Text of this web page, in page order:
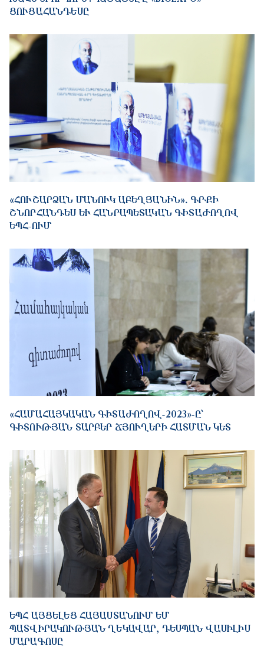
ՑՈՒՑԱՀԱՆԴԵՍԸ
«ՀՈՒՇԱՐՁԱՆ ՄԱՆՈՒԿ ԱԲԵՂՅԱՆԻՆ»․ ԳՐՔԻ
ՇՆՈՐՀԱՆԴԵՍ ԵՒ ՀԱՆՐԱՊԵՏԱԿԱՆ ԳԻՏԱԺՈՂՈՎ Ե
ՊՀ-ՈՒՄ
«ՀԱՄԱՀԱՅԿԱԿԱՆ ԳԻՏԱԺՈՂՈՎ-2023»-Ը՝
ԳԻՏՈՒԹՅԱՆ ՏԱՐԲԵՐ ՃՅՈՒՂԵՐԻ ՀԱՏՄԱՆ ԿԵՏ
ԵՊՀ ԱՅՑԵԼԵՑ ՀԱՅԱՍՏԱՆՈՒՄ ԵՄ
ՊԱՏՎԻՐԱԿՈՒԹՅԱՆ ՂԵԿԱՎԱՐ, ԴԵՍՊԱՆ ՎԱՍԻԼԻՍ
ՄԱՐԱԳՈՍԸ